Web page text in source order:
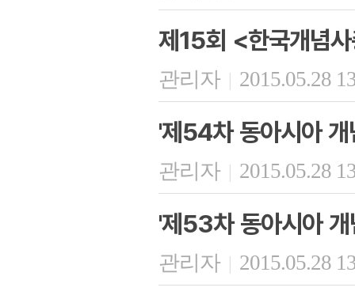
제15회 <한국개념
관리자 | 2015.05.28
'제54차 동아시아
관리자 | 2015.05.28
'제53차 동아시아
관리자 | 2015.05.28